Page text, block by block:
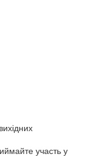
участь у